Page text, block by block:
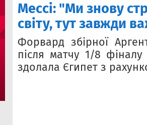
Мессі: "Ми знову
світу, тут завжди
Форвард збірної
після матчу 1/8
здолала Єгипет з